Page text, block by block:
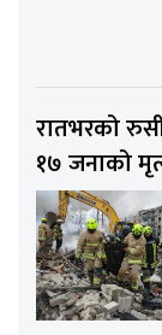
रातभरको
१७ जनाको